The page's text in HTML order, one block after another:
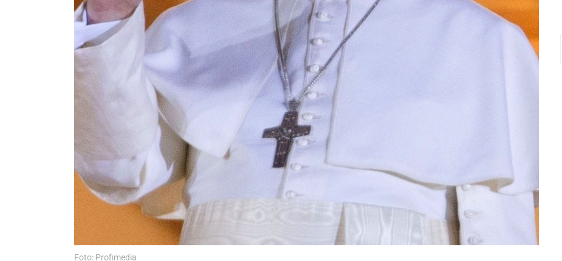
Foto: Profimedia